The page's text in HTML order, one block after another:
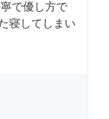
で優し方で
寝してしまい